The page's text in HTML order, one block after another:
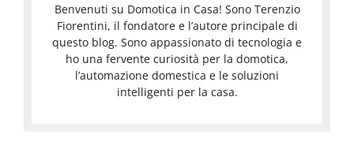
Benvenuti su Domotica in Casa! Sono Terenzio
Fiorentini, il fondatore e l’autore principale di
questo blog. Sono appassionato di tecnologia e
ho una fervente curiosità per la domotica,
l’automazione domestica e le soluzioni
intelligenti per la casa.